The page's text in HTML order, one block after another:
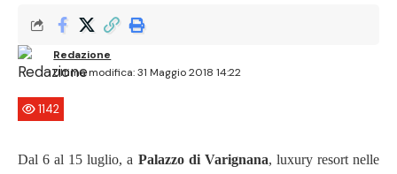
Ultima modifica: 31 Maggio 2018 14:22
Redazione
1142
Dal 6 al 15 luglio, a Palazzo di Varignana, luxury resort nelle